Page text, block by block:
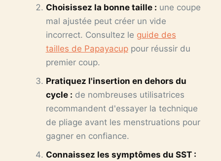
Choisissez la bonne taille : une coupe
mal ajustée peut créer un vide
incorrect. Consultez le guide des
tailles de Papayacuppour réussir du
premier coup.
Pratiquez l'insertion en dehors du
cycle : de nombreuses utilisatrices
recommandent d'essayer la technique
de pliage avant les menstruations pour
gagner en confiance.
Connaissez les symptômes du SST :